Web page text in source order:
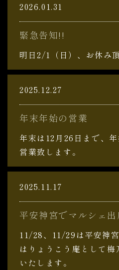
2026.01.31
緊急告知!!
明日2/1（日）、お休み
2025.12.27
年末年始の営業
年末は12月26日まで、
営業致します。
2025.11.17
平安神宮でマルシェ出
11/28、11/29は平安神
はりょうこう庵として梅
いたします。